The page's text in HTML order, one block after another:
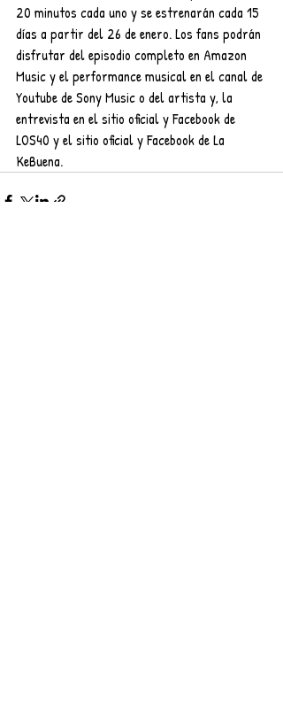
20 minutos cada uno y se estrenarán cada 15
días a partir del 26 de enero. Los fans podrán
disfrutar del episodio completo en Amazon
Music y el performance musical en el canal de
Youtube de Sony Music o del artista y, la
entrevista en el sitio oficial y Facebook de
LOS40 y el sitio oficial y Facebook de La
KeBuena.